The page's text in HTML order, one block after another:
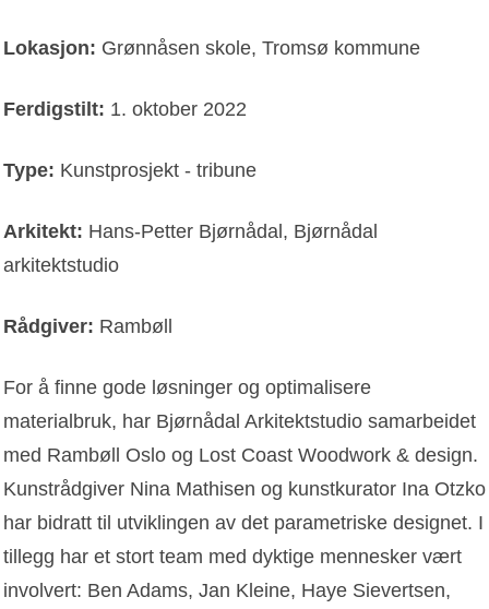
Lokasjon: Grønnåsen skole, Tromsø kommune
Ferdigstilt: 1. oktober 2022
Type: Kunstprosjekt - tribune
Arkitekt: Hans-Petter Bjørnådal, Bjørnådal
arkitektstudio
Rådgiver: Rambøll
For å finne gode løsninger og optimalisere
materialbruk, har Bjørnådal Arkitektstudio samarbeidet
med Rambøll Oslo og Lost Coast Woodwork & design.
Kunstrådgiver Nina Mathisen og kunstkurator Ina Otzko
har bidratt til utviklingen av det parametriske designet. I
tillegg har et stort team med dyktige mennesker vært
involvert: Ben Adams, Jan Kleine, Haye Sievertsen,